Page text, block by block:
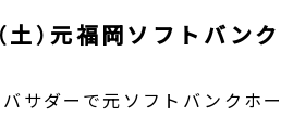
土）元福岡ソフトバン
サダーで元ソフトバンクホ